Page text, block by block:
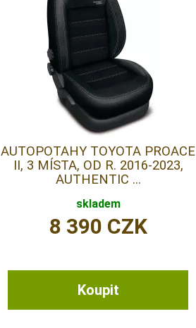
AUTOPOTAHY TOYOTA PROACE
II, 3 MÍSTA, OD R. 2016-2023,
AUTHENTIC ...
skladem
8 390 CZK